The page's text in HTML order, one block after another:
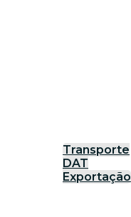
Transporte
DAT
Exportação